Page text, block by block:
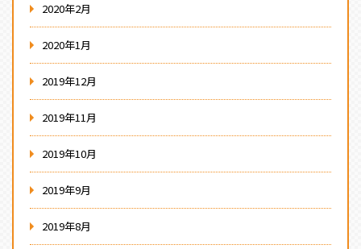
2020年2月
2020年1月
2019年12月
2019年11月
2019年10月
2019年9月
2019年8月